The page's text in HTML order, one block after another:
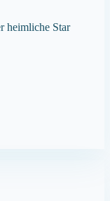
heimliche Star